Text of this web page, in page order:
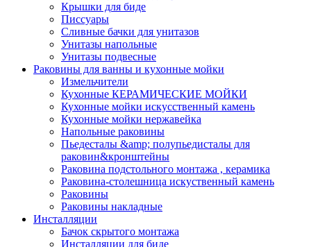
Крышки для биде
Писсуары
Сливные бачки для унитазов
Унитазы напольные
Унитазы подвесные
Раковины для ванны и кухонные мойки
Измельчители
Кухонные КЕРАМИЧЕСКИЕ МОЙКИ
Кухонные мойки искусственный камень
Кухонные мойки нержавейка
Напольные раковины
Пьедесталы &amp; полупьедисталы для
раковин&кронштейны
Раковина подстольного монтажа , керамика
Раковина-столешница искуственный камень
Раковины
Раковины накладные
Инсталляции
Бачок скрытого монтажа
Инсталляции для биде